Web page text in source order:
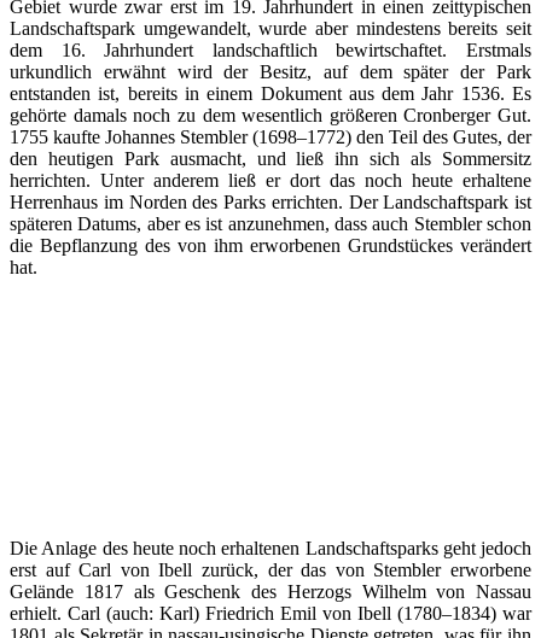
Gebiet wurde zwar erst im 19. Jahrhundert in einen zeittypischen
Landschaftspark umgewandelt, wurde aber mindestens bereits seit
dem 16. Jahrhundert landschaftlich bewirtschaftet. Erstmals
urkundlich erwähnt wird der Besitz, auf dem später der Park
entstanden ist, bereits in einem Dokument aus dem Jahr 1536. Es
gehörte damals noch zu dem wesentlich größeren Cronberger Gut.
1755 kaufte Johannes Stembler (1698–1772) den Teil des Gutes, der
den heutigen Park ausmacht, und ließ ihn sich als Sommersitz
herrichten. Unter anderem ließ er dort das noch heute erhaltene
Herrenhaus im Norden des Parks errichten. Der Landschaftspark ist
späteren Datums, aber es ist anzunehmen, dass auch Stembler schon
die Bepflanzung des von ihm erworbenen Grundstückes verändert
hat.
Die Anlage des heute noch erhaltenen Landschaftsparks geht jedoch
erst auf Carl von Ibell zurück, der das von Stembler erworbene
Gelände 1817 als Geschenk des Herzogs Wilhelm von Nassau
erhielt. Carl (auch: Karl) Friedrich Emil von Ibell (1780–1834) war